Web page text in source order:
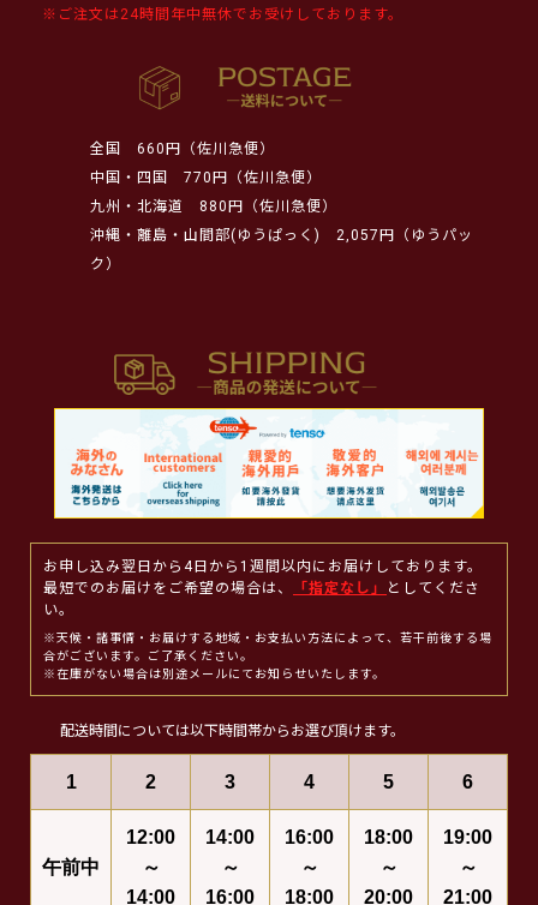
※ご注文は24時間年中無休でお受けしております。
全国
660円（佐川急便）
中国・四国
770円（佐川急便）
九州・北海道
880円（佐川急便）
沖縄・離島・山間部(ゆうぱっく)
2,057円（ゆうパッ
ク）
お申し込み翌日から4日から1週間以内にお届けしております。
最短でのお届けをご希望の場合は、
「指定なし」
としてくださ
い。
※天候・諸事情・お届けする地域・お支払い方法によって、若干前後する場
合がございます。ご了承ください。
※在庫がない場合は別途メールにてお知らせいたします。
配送時間については以下時間帯からお選び頂けます。
1 2 3 4 5 6
午前中
12:00
～
14:00
14:00
～
16:00
16:00
～
18:00
18:00
～
20:00
19:00
～
21:00